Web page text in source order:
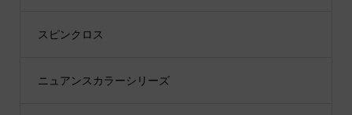
スピンクロス
ニュアンスカラーシリーズ